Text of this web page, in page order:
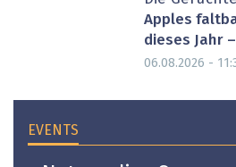
Apples
dieses Jahr
06.08.2026 -
EVENTS